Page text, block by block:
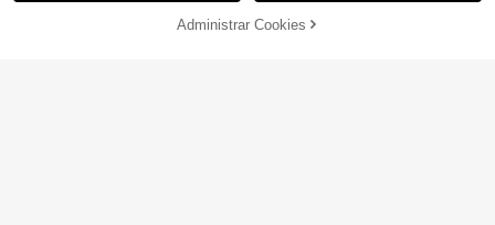
¡21% DE DESCUENTO!
Administrar Cookies